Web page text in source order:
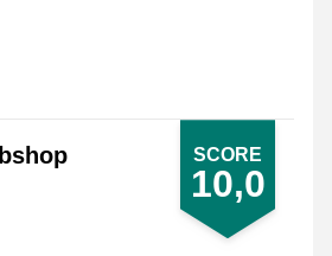
SCORE
10,0